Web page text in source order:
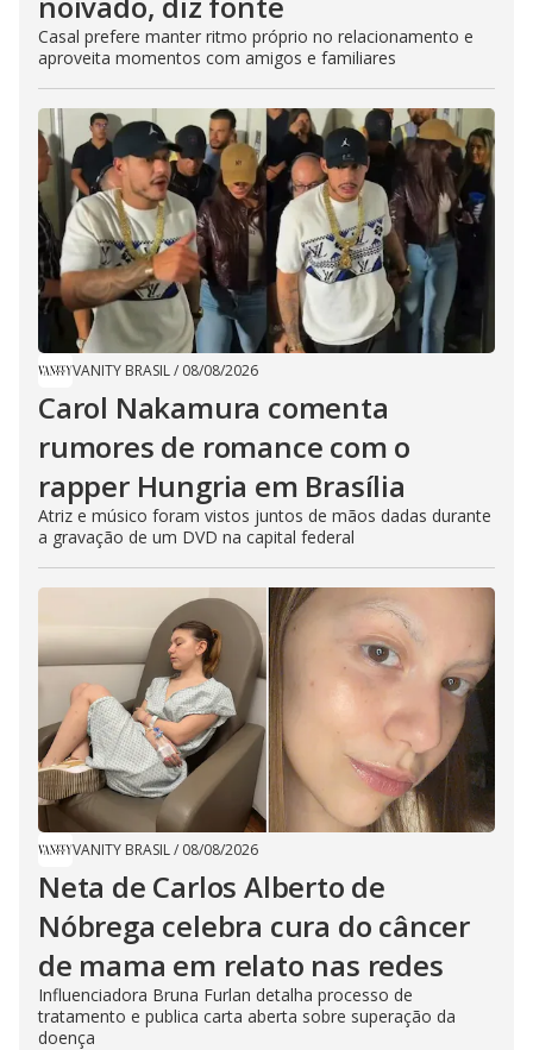
Casal prefere manter ritmo próprio no relacionamento e
aproveita momentos com amigos e familiares
VANITY BRASIL/ 08/08/2026
Carol Nakamura comenta
rumores de romance com o
rapper Hungria em Brasília
Atriz e músico foram vistos juntos de mãos dadas durante
a gravação de um DVD na capital federal
VANITY BRASIL/ 08/08/2026
Neta de Carlos Alberto de
Nóbrega celebra cura do câncer
de mama em relato nas redes
Influenciadora Bruna Furlan detalha processo de
tratamento e publica carta aberta sobre superação da
doença